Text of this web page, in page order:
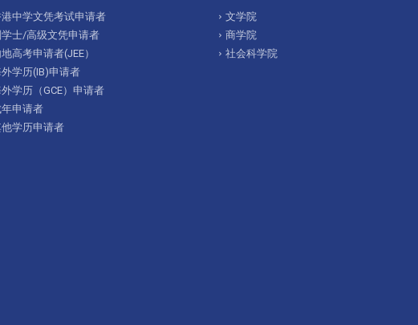
中学文凭考试申请者
士/高级文凭申请者
高考申请者(JEE）
学历(IB)申请者
学历（GCE）申请者
年申请者
学历申请者
文学院
商学院
社会科学院